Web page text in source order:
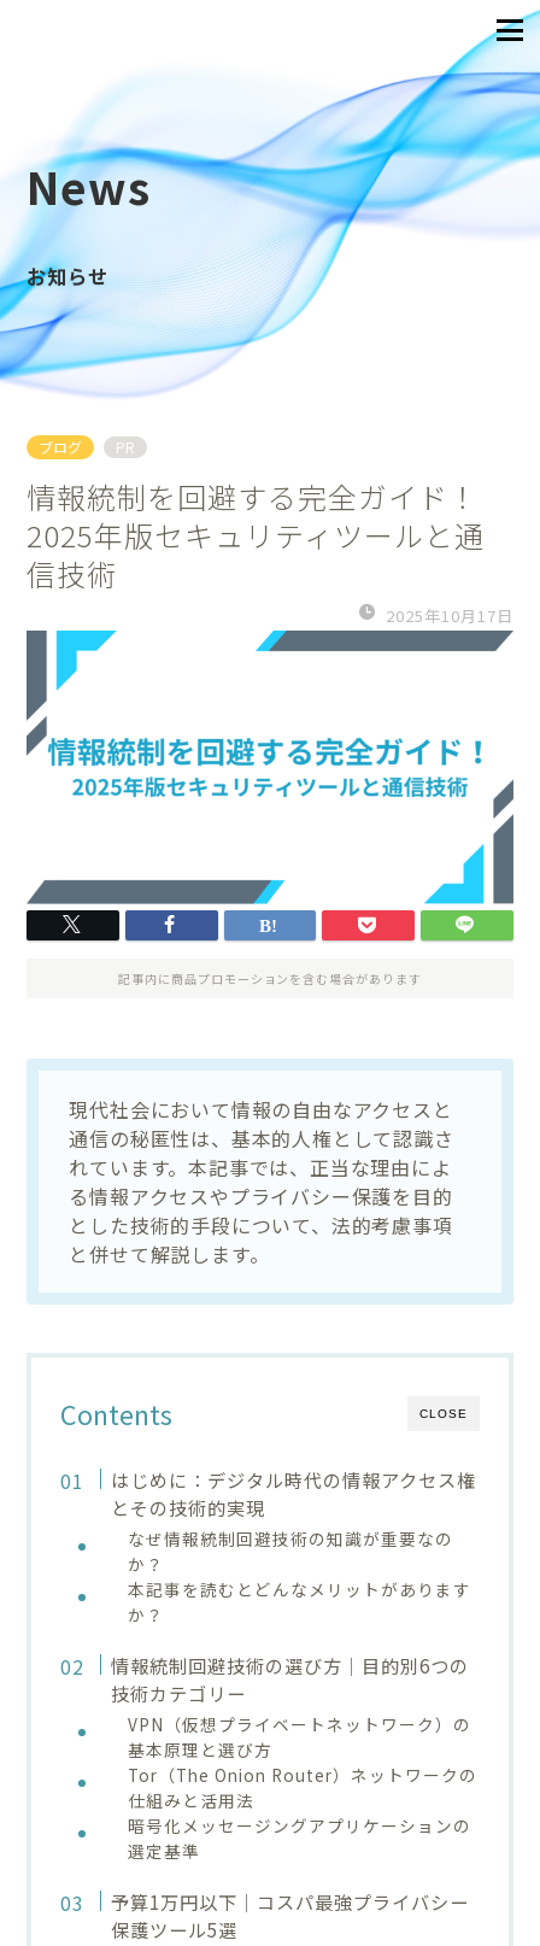
News
お知らせ
ブログ PR
情報統制を回避する完全ガイド！
2025年版セキュリティツールと通
信技術
2025年10月17日
記事内に商品プロモーションを含む場合があります
現代社会において情報の自由なアクセスと
通信の秘匿性は、基本的人権として認識さ
れています。本記事では、正当な理由によ
る情報アクセスやプライバシー保護を目的
とした技術的手段について、法的考慮事項
と併せて解説します。
CLOSE
Contents
はじめに：デジタル時代の情報アクセス権
とその技術的実現
なぜ情報統制回避技術の知識が重要なの
か？
本記事を読むとどんなメリットがあります
か？
情報統制回避技術の選び方｜目的別6つの
技術カテゴリー
VPN（仮想プライベートネットワーク）の
基本原理と選び方
Tor（The Onion Router）ネットワークの
仕組みと活用法
暗号化メッセージングアプリケーションの
選定基準
予算1万円以下｜コスパ最強プライバシー
保護ツール5選